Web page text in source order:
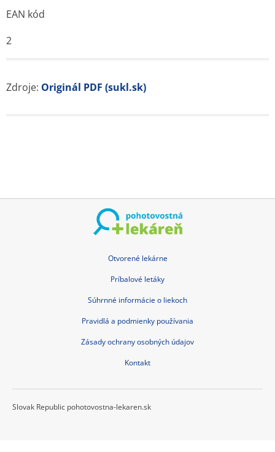
EAN kód
2
Zdroje: Originál PDF (sukl.sk)
Otvorené lekárne
Príbalové letáky
Súhrnné informácie o liekoch
Pravidlá a podmienky používania
Zásady ochrany osobných údajov
Kontakt
Slovak Republic pohotovostna-lekaren.sk